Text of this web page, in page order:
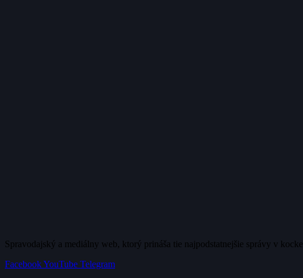
Spravodajský a mediálny web, ktorý prináša tie najpodstatnejšie správy v kocke.
FacebookYouTube Telegram